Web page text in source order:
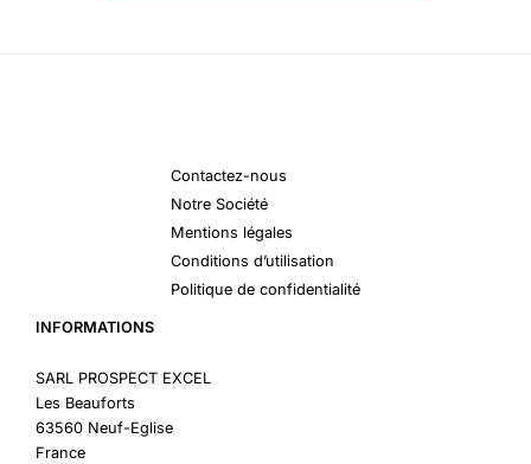
Contactez-nous
Notre Société
Mentions légales
Conditions d’utilisation
Politique de confidentialité
INFORMATIONS
SARL PROSPECT EXCEL
Les Beauforts
63560 Neuf-Eglise
France